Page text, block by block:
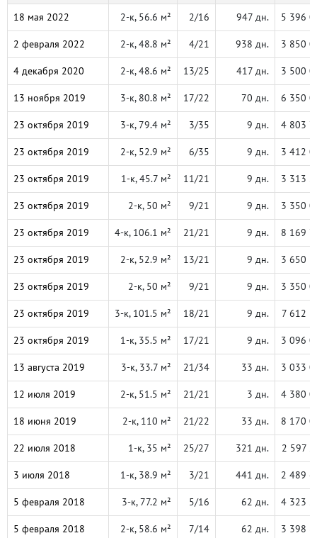
18 мая 2022 2-к, 56.6 м² 2/16 947 дн. 5 396
2 февраля 2022 2-к, 48.8 м² 4/21 938 дн. 3 850
4 декабря 2020 2-к, 48.6 м² 13/25 417 дн. 3 500
13 ноября 2019 3-к, 80.8 м² 17/22 70 дн. 6 350
23 октября 2019 3-к, 79.4 м² 3/35 9 дн. 4 803
23 октября 2019 2-к, 52.9 м² 6/35 9 дн. 3 412
23 октября 2019 1-к, 45.7 м² 11/21 9 дн. 3 313
23 октября 2019 2-к, 50 м² 9/21 9 дн. 3 350
23 октября 2019 4-к, 106.1 м² 21/21 9 дн. 8 169
23 октября 2019 2-к, 52.9 м² 13/21 9 дн. 3 650
23 октября 2019 2-к, 50 м² 9/21 9 дн. 3 350
23 октября 2019 3-к, 101.5 м² 18/21 9 дн. 7 612
23 октября 2019 1-к, 35.5 м² 17/21 9 дн. 3 096
13 августа 2019 3-к, 33.7 м² 21/34 33 дн. 3 033
12 июля 2019 2-к, 51.5 м² 21/21 3 дн. 4 380
18 июня 2019 2-к, 110 м² 21/22 33 дн. 8 170
22 июля 2018 1-к, 35 м² 25/27 321 дн. 2 597
3 июля 2018 1-к, 38.9 м² 3/21 441 дн. 2 489
5 февраля 2018 3-к, 77.2 м² 5/16 62 дн. 4 323
5 февраля 2018 2-к, 58.6 м² 7/14 62 дн. 3 398